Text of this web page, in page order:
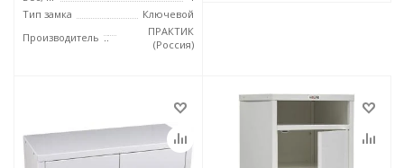
Тип замка
Ключевой
Производитель
ПРАКТИК
(Россия)